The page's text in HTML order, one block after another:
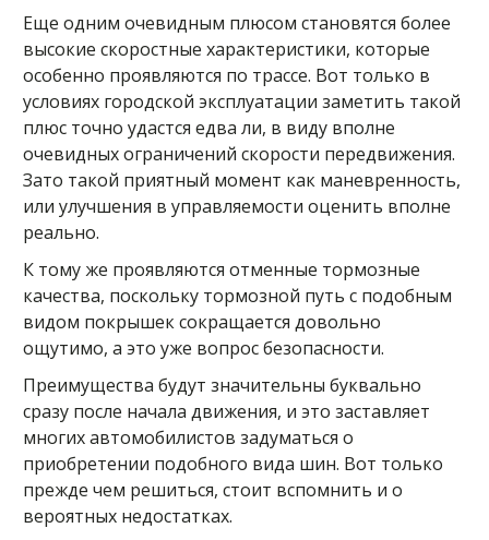
Еще одним очевидным плюсом становятся более
высокие скоростные характеристики, которые
особенно проявляются по трассе. Вот только в
условиях городской эксплуатации заметить такой
плюс точно удастся едва ли, в виду вполне
очевидных ограничений скорости передвижения.
Зато такой приятный момент как маневренность,
или улучшения в управляемости оценить вполне
реально.
К тому же проявляются отменные тормозные
качества, поскольку тормозной путь с подобным
видом покрышек сокращается довольно
ощутимо, а это уже вопрос безопасности.
Преимущества будут значительны буквально
сразу после начала движения, и это заставляет
многих автомобилистов задуматься о
приобретении подобного вида шин. Вот только
прежде чем решиться, стоит вспомнить и о
вероятных недостатках.